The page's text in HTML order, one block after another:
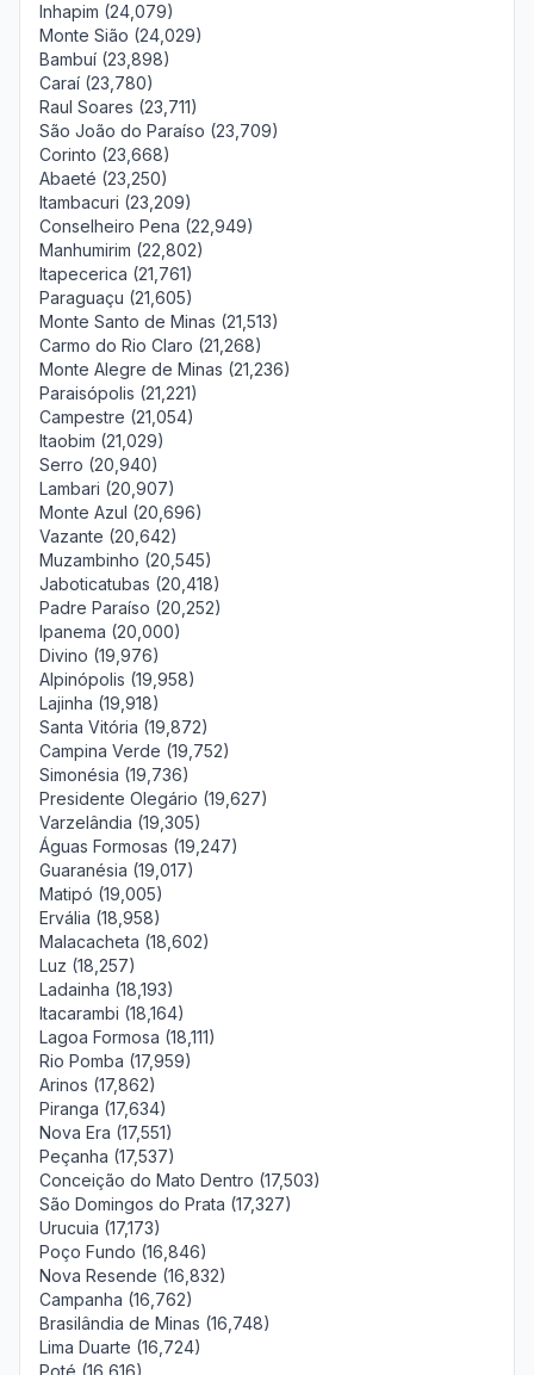
Inhapim (24,079)
Monte Sião (24,029)
Bambuí (23,898)
Caraí (23,780)
Raul Soares (23,711)
São João do Paraíso (23,709)
Corinto (23,668)
Abaeté (23,250)
Itambacuri (23,209)
Conselheiro Pena (22,949)
Manhumirim (22,802)
Itapecerica (21,761)
Paraguaçu (21,605)
Monte Santo de Minas (21,513)
Carmo do Rio Claro (21,268)
Monte Alegre de Minas (21,236)
Paraisópolis (21,221)
Campestre (21,054)
Itaobim (21,029)
Serro (20,940)
Lambari (20,907)
Monte Azul (20,696)
Vazante (20,642)
Muzambinho (20,545)
Jaboticatubas (20,418)
Padre Paraíso (20,252)
Ipanema (20,000)
Divino (19,976)
Alpinópolis (19,958)
Lajinha (19,918)
Santa Vitória (19,872)
Campina Verde (19,752)
Simonésia (19,736)
Presidente Olegário (19,627)
Varzelândia (19,305)
Águas Formosas (19,247)
Guaranésia (19,017)
Matipó (19,005)
Ervália (18,958)
Malacacheta (18,602)
Luz (18,257)
Ladainha (18,193)
Itacarambi (18,164)
Lagoa Formosa (18,111)
Rio Pomba (17,959)
Arinos (17,862)
Piranga (17,634)
Nova Era (17,551)
Peçanha (17,537)
Conceição do Mato Dentro (17,503)
São Domingos do Prata (17,327)
Urucuia (17,173)
Poço Fundo (16,846)
Nova Resende (16,832)
Campanha (16,762)
Brasilândia de Minas (16,748)
Lima Duarte (16,724)
Poté (16,616)